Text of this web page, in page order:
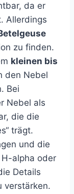
da er
Allerdings
zu finden.
kleinen bis
den Nebel
Bei
Nebel als
die die
trägt.
und die
alpha oder
Details
verstärken.